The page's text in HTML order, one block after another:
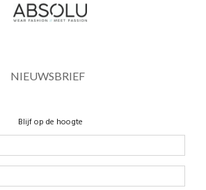
NIEUWSBRIEF
Blijf op de hoogte